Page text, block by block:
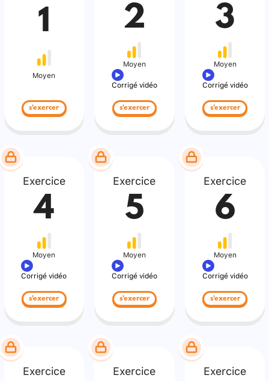
1
Moyen
s'exercer
2
Moyen
Corrigé vidéo
s'exercer
3
Moyen
Corrigé vidéo
s'exercer
Exercice
4
Moyen
Corrigé vidéo
s'exercer
Exercice
5
Moyen
Corrigé vidéo
s'exercer
Exercice
6
Moyen
Corrigé vidéo
s'exercer
Exercice Exercice Exercice